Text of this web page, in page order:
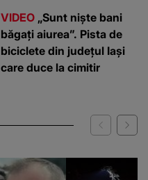
VIDEO „Sunt niște bani
băgați aiurea”. Pista de
biciclete din județul Iași
care duce la cimitir